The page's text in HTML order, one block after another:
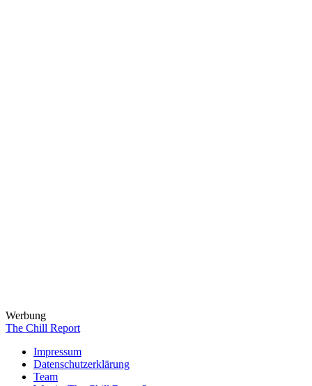
Werbung
The Chill Report
Impressum
Datenschutzerklärung
Team